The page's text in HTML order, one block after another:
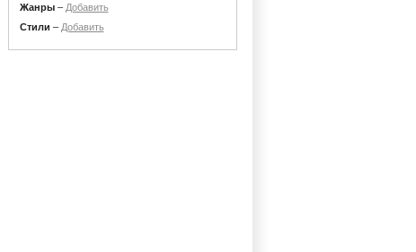
Жанры– Добавить
Стили – Добавить